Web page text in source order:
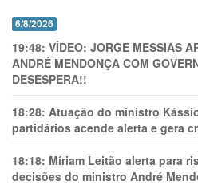
6/8/2026
19:48: VÍDEO: JORGE MESSIAS
ANDRÉ MENDONÇA COM
DESESPERA!!
18:28: Atuação do ministro
partidários acende alerta e gera
18:18: Míriam Leitão alerta para
decisões do ministro André